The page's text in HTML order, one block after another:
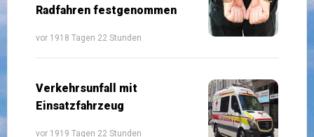
Radfahren festgenommen
vor 1918 Tagen 22 Stunden
Verkehrsunfall mit
Einsatzfahrzeug
vor 1919 Tagen 22 Stunden